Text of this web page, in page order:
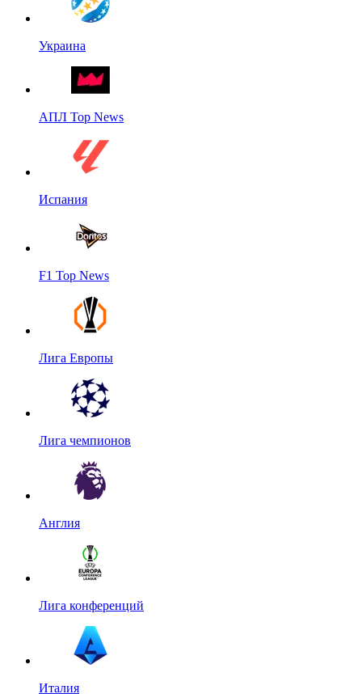
Украина
АПЛ Top News
Испания
F1 Top News
Лига Европы
Лига чемпионов
Англия
Лига конференций
Италия